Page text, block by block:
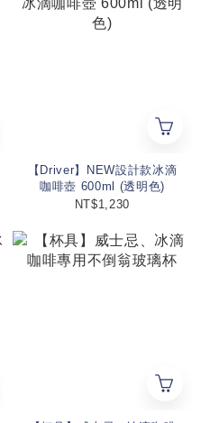
【Driver】NEW設計款冰滴
咖啡壺 600ml (透明色)
NT$1,230